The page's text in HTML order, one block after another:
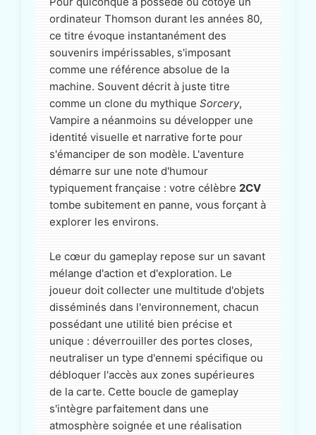
ordinateur Thomson durant les années 80,
ce titre évoque instantanément des
souvenirs impérissables, s'imposant
comme une référence absolue de la
machine. Souvent décrit à juste titre
comme un clone du mythique Sorcery,
Vampire a néanmoins su développer une
identité visuelle et narrative forte pour
s'émanciper de son modèle. L'aventure
démarre sur une note d'humour
typiquement française : votre célèbre 2CV
tombe subitement en panne, vous forçant à
explorer les environs.
Le cœur du gameplay repose sur un savant
mélange d'action et d'exploration. Le
joueur doit collecter une multitude d'objets
disséminés dans l'environnement, chacun
possédant une utilité bien précise et
unique : déverrouiller des portes closes,
neutraliser un type d'ennemi spécifique ou
débloquer l'accès aux zones supérieures
de la carte. Cette boucle de gameplay
s'intègre parfaitement dans une
atmosphère soignée et une réalisation